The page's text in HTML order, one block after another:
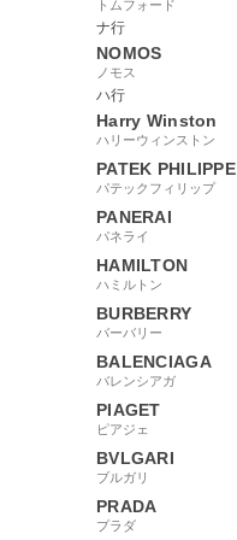
トムフォード
ナ行
NOMOS
ノモス
ハ行
Harry Winston
ハリーウィンストン
PATEK PHILIPPE
パテックフィリップ
PANERAI
パネライ
HAMILTON
ハミルトン
BURBERRY
バーバリー
BALENCIAGA
バレンシアガ
PIAGET
ピアジェ
BVLGARI
ブルガリ
PRADA
プラダ